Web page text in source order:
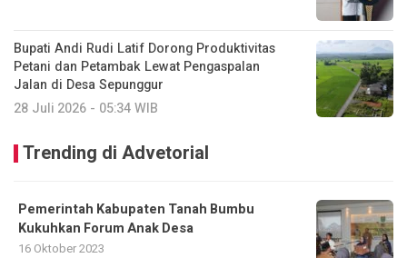
Bupati Andi Rudi Latif Dorong Produktivitas
Petani dan Petambak Lewat Pengaspalan
Jalan di Desa Sepunggur
28 Juli 2026 - 05:34 WIB
Trending di Advetorial
Pemerintah Kabupaten Tanah Bumbu
Kukuhkan Forum Anak Desa
16 Oktober 2023